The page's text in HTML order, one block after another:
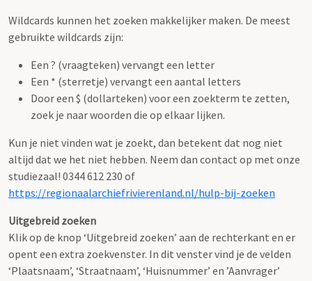
Wildcards kunnen het zoeken makkelijker maken. De meest
gebruikte wildcards zijn:
Een ? (vraagteken) vervangt een letter
Een * (sterretje) vervangt een aantal letters
Door een $ (dollarteken) voor een zoekterm te zetten,
zoek je naar woorden die op elkaar lijken.
Kun je niet vinden wat je zoekt, dan betekent dat nog niet
altijd dat we het niet hebben. Neem dan contact op met onze
studiezaal! 0344 612 230 of
https://regionaalarchiefrivierenland.nl/hulp-bij-zoeken
Uitgebreid zoeken
Klik op de knop ‘Uitgebreid zoeken’ aan de rechterkant en er
opent een extra zoekvenster. In dit venster vind je de velden
‘Plaatsnaam’, ‘Straatnaam’, ‘Huisnummer’ en ’Aanvrager’